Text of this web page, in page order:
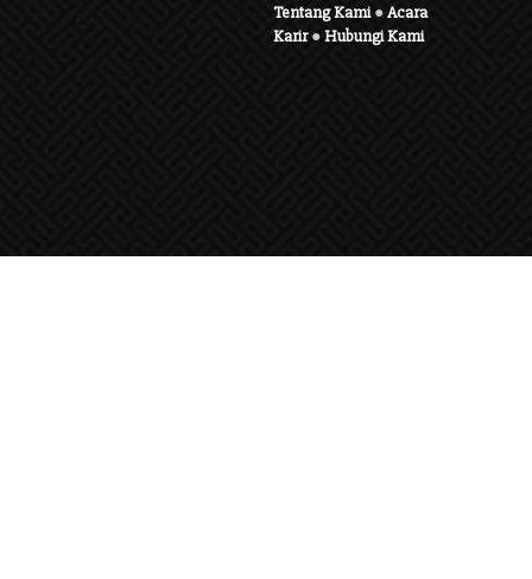
Tentang Kami●Acara
Karir●Hubungi Kami